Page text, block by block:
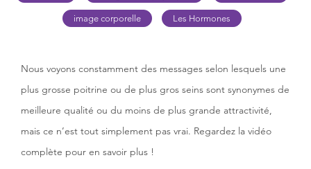
image corporelle Les Hormones
Nous voyons constamment des messages selon lesquels une
plus grosse poitrine ou de plus gros seins sont synonymes de
meilleure qualité ou du moins de plus grande attractivité,
mais ce n’est tout simplement pas vrai. Regardez la vidéo
complète pour en savoir plus !